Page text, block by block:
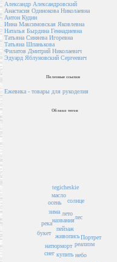
Александр Александровский
Анастасия Одинокова Николаевна
Антон Кудин
Инна Максимовская Яковлевна
Наталья Бырдина Геннадиевна
Татьяна Синяева Игоревна
Татьяна Шпанькова
Филатов Дмитрий Николаевич
Эдуард Яблуновский Сергеевич
Полезные ссылки
Ежевика - товары для рукоделия
Облако тегов
пейзаж
названия
живопись
лето
натюрморт
купить
солнце
лес
зима
осень
букет
масло
река
снег
tegicheskie
реализм
небо
Портрет